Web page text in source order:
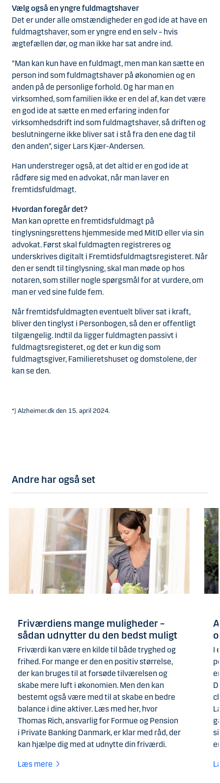
Vælg også en yngre fuldmagtshaver
Det er under alle omstændigheder en god ide at have en
fuldmagtshaver, som er yngre end en selv – hvis
ægtefællen dør, og man ikke har sat andre ind.
”Man kan kun have en fuldmagt, men man kan sætte en
person ind som fuldmagtshaver på økonomien og en
anden på de personlige forhold. Og har man en
virksomhed, som familien ikke er en del af, kan det være
en god ide at sætte en med erfaring inden for
virksomhedsdrift ind som fuldmagtshaver, så driften og
beslutningerne ikke bliver sat i stå fra den ene dag til
den anden”, siger Lars Kjær-Andersen.
Han understreger også, at det altid er en god ide at
rådføre sig med en advokat, når man laver en
fremtidsfuldmagt.
Hvordan foregår det?
Man kan oprette en fremtidsfuldmagt på
tinglysningsrettens hjemmeside med MitID eller via sin
advokat. Først skal fuldmagten registreres og
underskrives digitalt i Fremtidsfuldmagtsregisteret. Når
den er sendt til tinglysning, skal man møde op hos
notaren, som stiller nogle spørgsmål for at vurdere, om
man er ved sine fulde fem.
Når fremtidsfuldmagten eventuelt bliver sat i kraft,
bliver den tinglyst i Personbogen, så den er offentligt
tilgængelig. Indtil da ligger fuldmagten passivt i
fuldmagtsregisteret, og det er kun dig som
fuldmagtsgiver, Familieretshuset og domstolene, der
kan se den.
*) Alzheimer.dk den 15. april 2024.
Andre har også set
Friværdiens mange muligheder –
sådan udnytter du den bedst muligt
Friværdi kan være en kilde til både tryghed og
frihed. For mange er den en positiv størrelse,
der kan bruges til at forsøde tilværelsen og
skabe mere luft i økonomien. Men den kan
bestemt også være med til at skabe en bedre
balance i dine aktiver. Læs med her, hvor
Thomas Rich, ansvarlig for Formue og Pension
i Private Banking Danmark, er klar med råd, der
kan hjælpe dig med at udnytte din friværdi.
Læs mere
I